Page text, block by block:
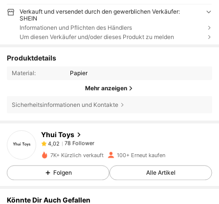
Verkauft und versendet durch den gewerblichen Verkäufer:
SHEIN
Informationen und Pflichten des Händlers
Um diesen Verkäufer und/oder dieses Produkt zu melden
Produktdetails
Material: Papier
Mehr anzeigen
Sicherheitsinformationen und Kontakte
Yhui Toys
4,02
78 Follower
s***3istVor 1 Tag
4,02
78 Follower
4,02
4,02 78 Follower
7K+ Kürzlich verkauft 100+ Erneut kaufen
Folgen Alle Artikel
Könnte Dir Auch Gefallen